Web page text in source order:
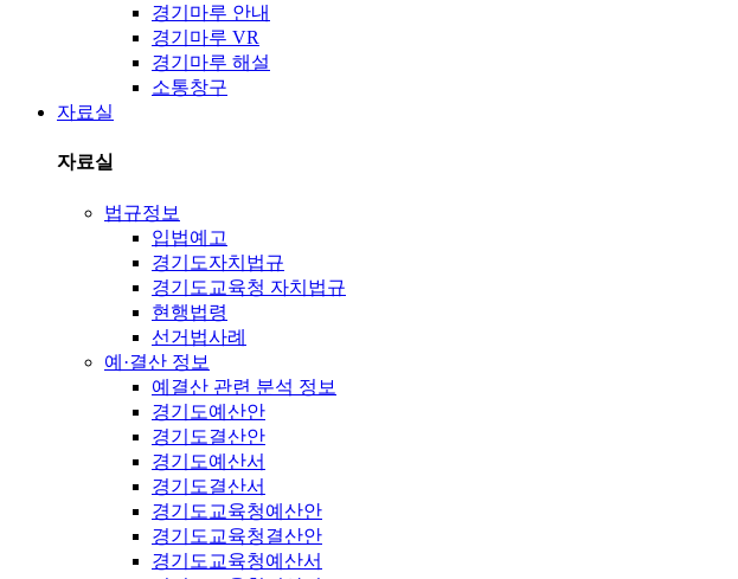
경기마루 안내
경기마루 VR
경기마루 해설
소통창구
자료실
자료실
법규정보
입법예고
경기도자치법규
경기도교육청 자치법규
현행법령
선거법사례
예·결산 정보
예결산 관련 분석 정보
경기도예산안
경기도결산안
경기도예산서
경기도결산서
경기도교육청예산안
경기도교육청결산안
경기도교육청예산서